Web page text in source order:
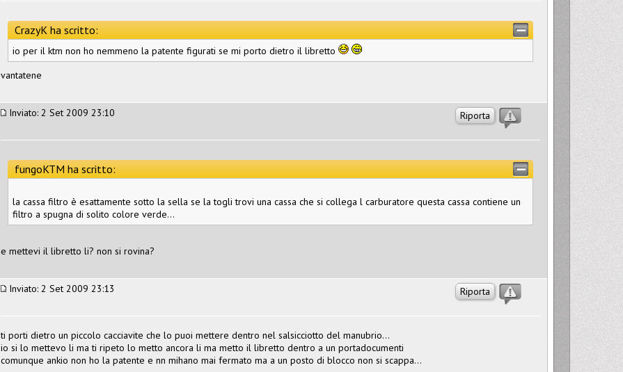
CrazyK ha scritto:
io per il ktm non ho nemmeno la patente figurati se mi porto dietro il libretto
vantatene
Riporta
Inviato: 2 Set 2009 23:10
fungoKTM ha scritto:
la cassa filtro è esattamente sotto la sella se la togli trovi una cassa che si collega l carburatore questa cassa contiene un
filtro a spugna di solito colore verde...
e mettevi il libretto li? non si rovina?
Riporta
Inviato: 2 Set 2009 23:13
ti porti dietro un piccolo cacciavite che lo puoi mettere dentro nel salsicciotto del manubrio...
io si lo mettevo li ma ti ripeto lo metto ancora li ma metto il libretto dentro a un portadocumenti
comunque ankio non ho la patente e nn mihano mai fermato ma a un posto di blocco non si scappa...